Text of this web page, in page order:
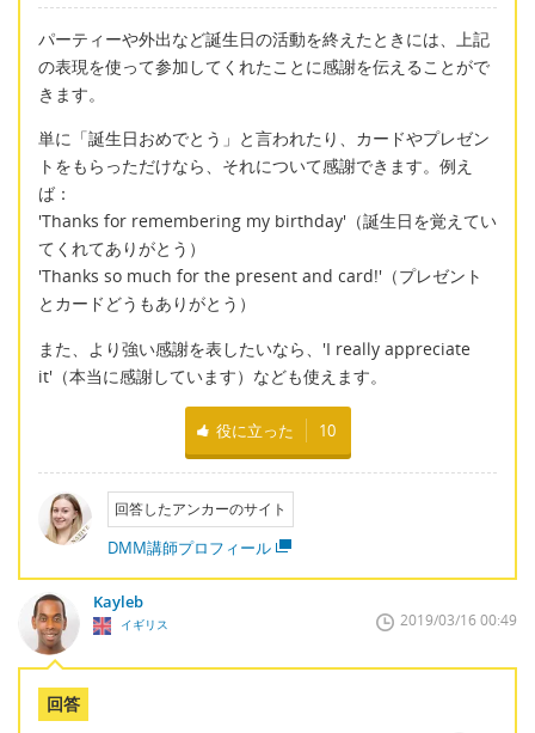
パーティーや外出など誕生日の活動を終えたときには、上記
の表現を使って参加してくれたことに感謝を伝えることがで
きます。
単に「誕生日おめでとう」と言われたり、カードやプレゼン
トをもらっただけなら、それについて感謝できます。例え
ば：
'Thanks for remembering my birthday'（誕生日を覚えてい
てくれてありがとう）
'Thanks so much for the present and card!'（プレゼント
とカードどうもありがとう）
また、より強い感謝を表したいなら、'I really appreciate
it'（本当に感謝しています）なども使えます。
役に立った 10
回答したアンカーのサイト
DMM講師プロフィール
Kayleb
イギリス 2019/03/16 00:49
回答